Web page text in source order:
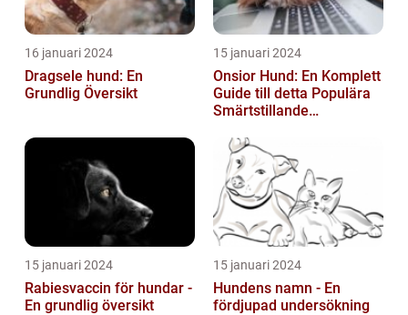
16 januari 2024
Dragsele hund: En
Grundlig Översikt
15 januari 2024
Onsior Hund: En Komplett
Guide till detta Populära
Smärtstillande
15 januari 2024
Rabiesvaccin för hundar -
En grundlig översikt
15 januari 2024
Hundens namn - En
fördjupad undersökning